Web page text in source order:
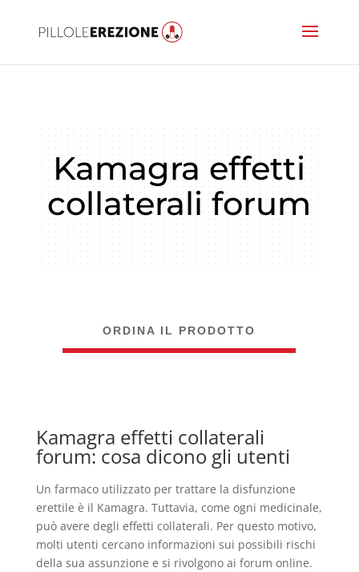
Kamagra effetti
collaterali forum
ORDINA IL PRODOTTO
Kamagra effetti collaterali
forum: cosa dicono gli utenti
Un farmaco utilizzato per trattare la disfunzione
erettile è il Kamagra. Tuttavia, come ogni medicinale,
può avere degli effetti collaterali. Per questo motivo,
molti utenti cercano informazioni sui possibili rischi
della sua assunzione e si rivolgono ai forum online.